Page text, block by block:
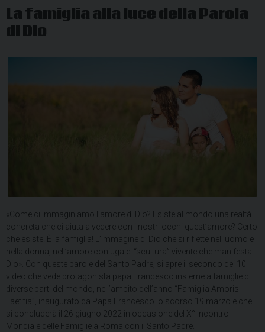
La famiglia alla luce della Parola
di Dio
« Come ci immaginiamo l’amore di Dio? Esiste al mondo una realtà
concreta che ci aiuta a vedere con i nostri occhi quest’amore? Certo
che esiste! È la famiglia! L’immagine di Dio che si riflette nell’uomo e
nella donna, nell’amore coniugale: “scultura” vivente che manifesta
Dio». Con queste parole del Santo Padre, si apre il secondo dei 10
video che vede protagonista papa Francesco insieme a famiglie di
diverse parti del mondo, nell’ambito dell’anno “Famiglia Amoris
Laetitia”, inaugurato da Papa Francesco lo scorso 19 marzo e che
si concluderà il 26 giugno 2022 in occasione del X° Incontro
Mondiale delle Famiglie a Roma con il Santo Padre.